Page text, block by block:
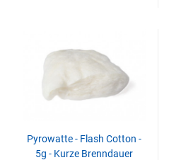
Pyrowatte - Flash Cotton -
5g - Kurze Brenndauer